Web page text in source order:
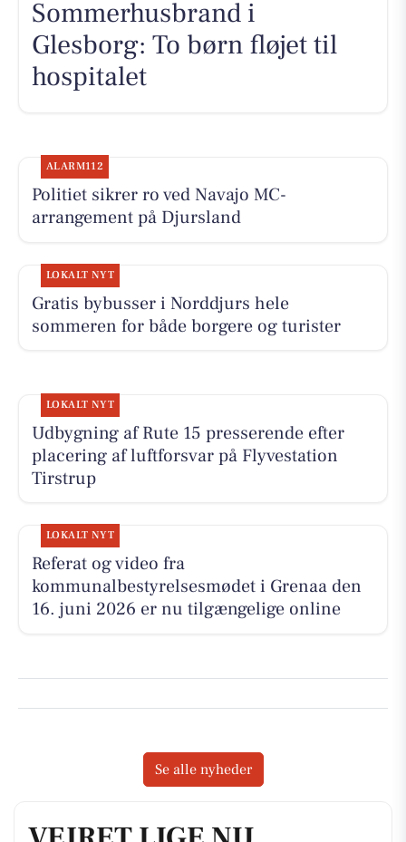
Sommerhusbrand i
Glesborg: To børn fløjet til
hospitalet
ALARM112
Politiet sikrer ro ved Navajo MC-
arrangement på Djursland
LOKALT NYT
Gratis bybusser i Norddjurs hele
sommeren for både borgere og turister
LOKALT NYT
Udbygning af Rute 15 presserende efter
placering af luftforsvar på Flyvestation
Tirstrup
LOKALT NYT
Referat og video fra
kommunalbestyrelsesmødet i Grenaa den
16. juni 2026 er nu tilgængelige online
Se alle nyheder